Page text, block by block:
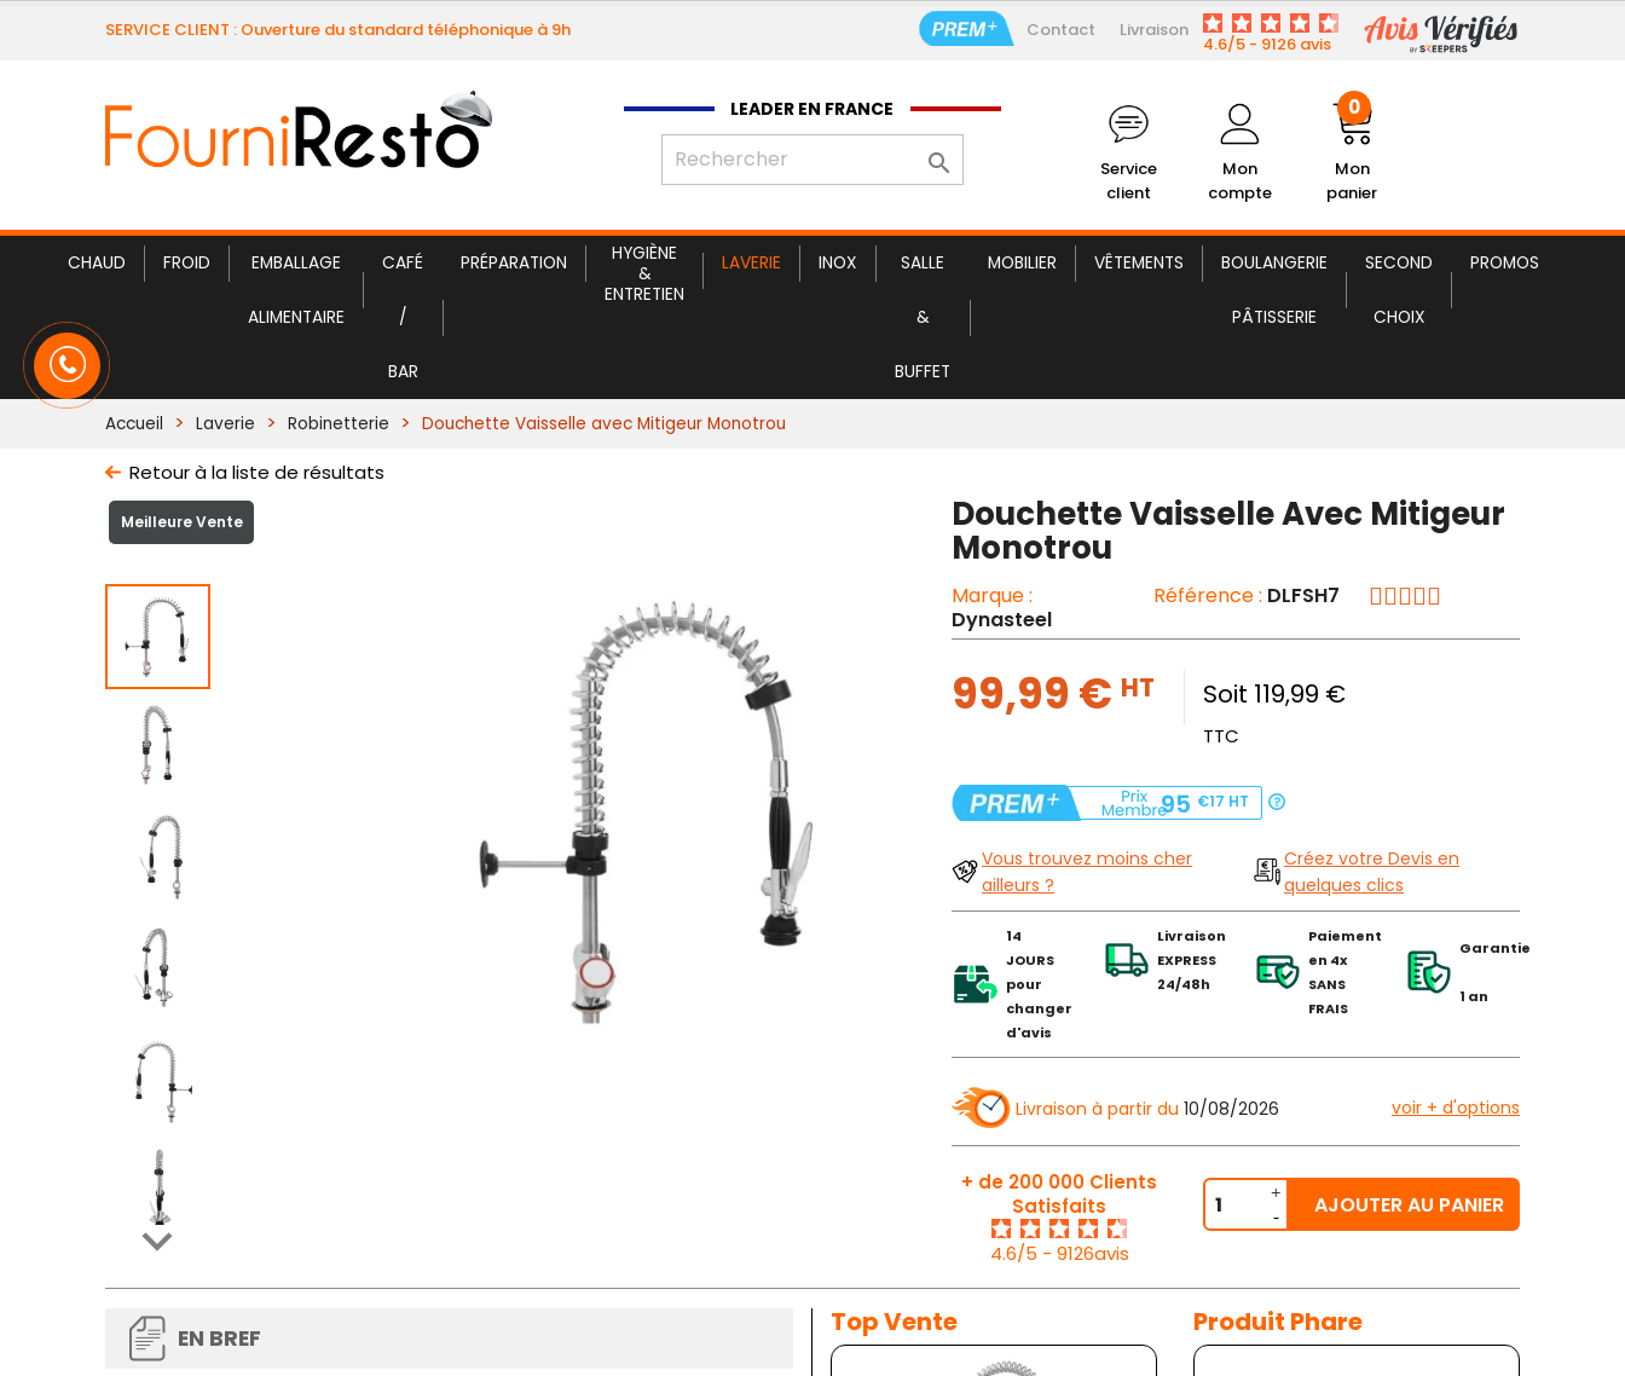
SERVICE CLIENT : Ouverture du standard téléphonique à 9h Contact Livraison
4.6/5 - 9126 avis
LEADER EN FRANCE

Service
client
Mon
compte
Mon
panier
0
CHAUD FROID EMBALLAGE
ALIMENTAIRE
CAFÉ
/
BAR
PRÉPARATION
HYGIÈNE
&
ENTRETIEN
LAVERIE INOX SALLE
&
BUFFET
MOBILIER VÊTEMENTS BOULANGERIE
PÂTISSERIE
SECOND
CHOIX
PROMOS
Douchette Vaisselle avec Mitigeur Monotrou 99,99 € HT
Accueil Laverie Robinetterie Douchette Vaisselle avec Mitigeur Monotrou
Retour à la liste de résultats
Meilleure Vente

Douchette Vaisselle Avec Mitigeur
Monotrou
Marque :
Dynasteel
Référence : DLFSH7
99,99 € HT Soit 119,99 €
TTC
95 €17 HT
Vous trouvez moins cher
ailleurs ?
Créez votre Devis en
quelques clics
14
JOURS
pour
changer
d'avis
Livraison
EXPRESS
24/48h
Paiement
en 4x
SANS
FRAIS
Garantie
1 an
Livraison à partir du 10/08/2026 voir + d'options
+ de 200 000 Clients
Satisfaits
4.6/5 - 9126avis
AJOUTER AU PANIER
EN BREF Top Vente Produit Phare